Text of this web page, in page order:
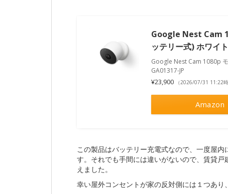
Google Nest Cam
ッテリー式) ホワイ
Google Nest Cam 1080p
GA01317-JP
¥23,900 （2026/07/31 11:22
Amazon
この製品はバッテリー充電式なので、一度屋
す。それでも手間には違いがないので、賃貸
えました。
幸い屋外コンセントが家の反対側には１つあり